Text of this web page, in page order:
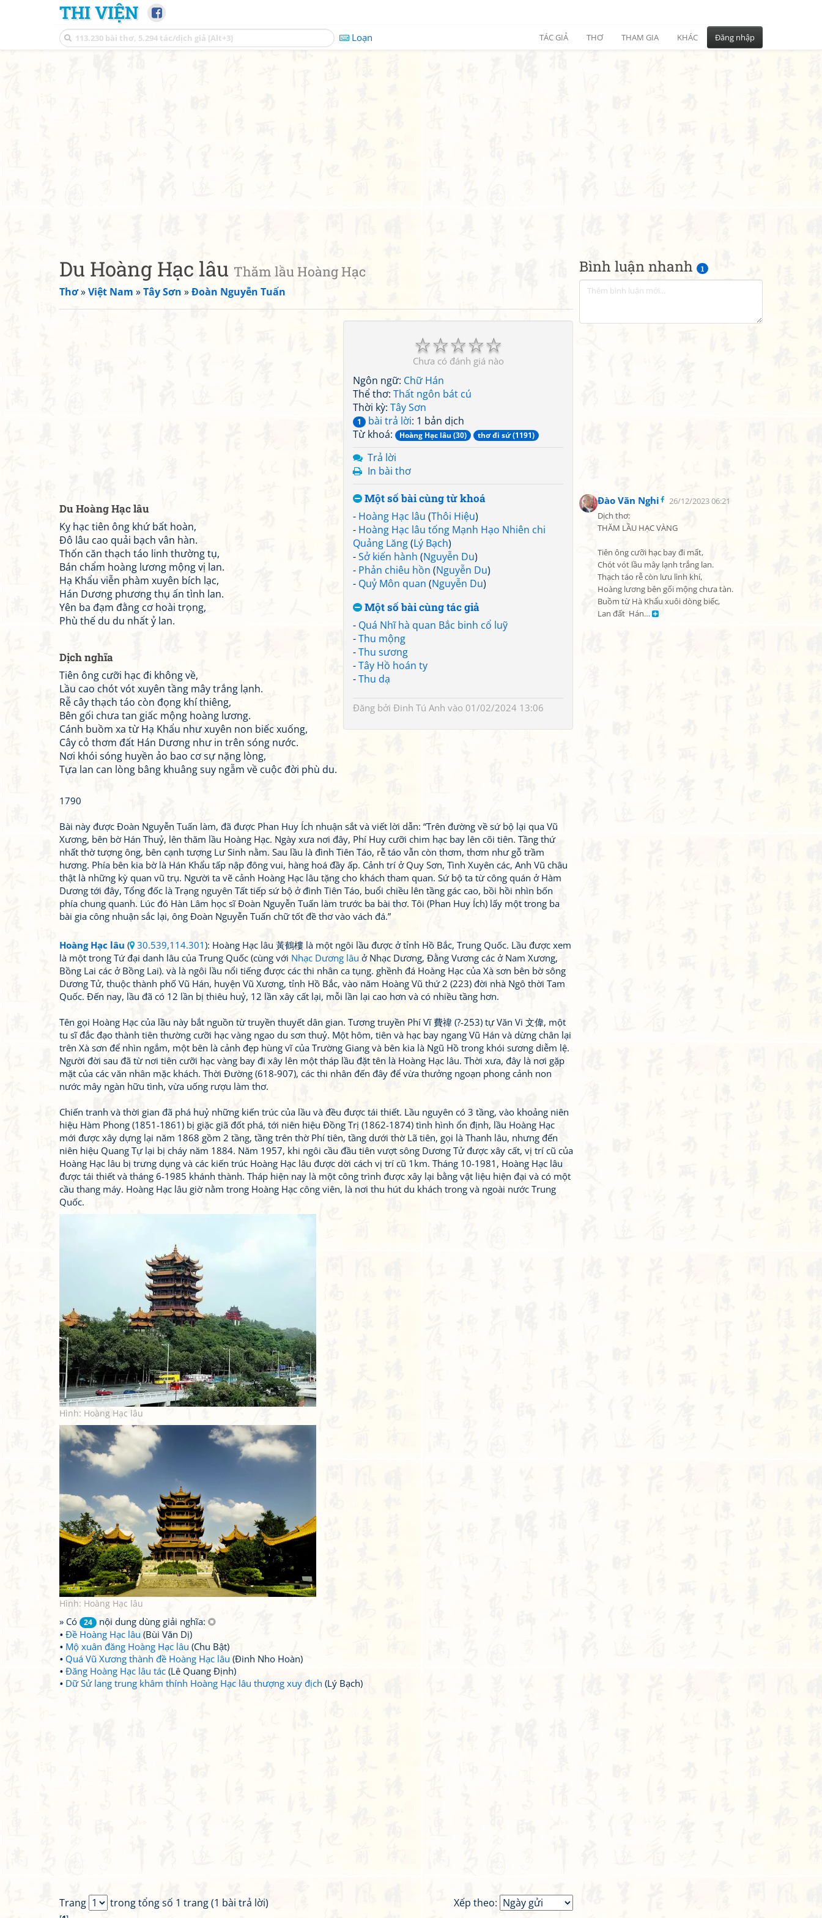
THI VIỆN
Loạn TÁC GIẢ THƠ THAM GIA KHÁC Đăng nhập
Bình luận nhanh 1
Đào Văn Nghi
26/12/2023 06:21
Dịch thơ:
THĂM LẦU HẠC VÀNG
Tiên ông cưỡi hạc bay đi mất,
Chót vót lầu mây lạnh trắng lan.
Thạch táo rễ còn lưu lình khí,
Hoàng lương bên gối mộng chưa tàn.
Buồm từ Hà Khẩu xuôi dòng biếc,
Lan đất  Hán…
Du Hoàng Hạc lâu Thăm lầu Hoàng Hạc
Thơ»Việt Nam »Tây Sơn »Đoàn Nguyễn Tuấn
☆
☆
☆
☆
☆
Chưa có đánh giá nào
Ngôn ngữ: Chữ Hán
Thể thơ: Thất ngôn bát cú
Thời kỳ: Tây Sơn
1 bài trả lời: 1 bản dịch
Từ khoá:
Hoàng Hạc lâu (30) thơ đi sứ (1191)
Trả lời
In bài thơ
Một số bài cùng từ khoá
- Hoàng Hạc lâu (Thôi Hiệu)
- Hoàng Hạc lâu tống Mạnh Hạo Nhiên chi
Quảng Lăng(Lý Bạch)
-Sở kiến hành (Nguyễn Du)
- Phản chiêu hồn (Nguyễn Du)
- Quỷ Môn quan (Nguyễn Du)
Một số bài cùng tác giả
- Quá Nhĩ hà quan Bắc binh cổ luỹ
-Thu mộng
-Thu sương
-Tây Hồ hoán ty
-Thu dạ
Đăng bởi Đinh Tú Anh vào 01/02/2024 13:06
Du Hoàng Hạc lâu
Kỵ hạc tiên ông khứ bất hoàn,
Đô lâu cao quải bạch vân hàn.
Thốn căn thạch táo linh thường tụ,
Bán chẩm hoàng lương mộng vị lan.
Hạ Khẩu viễn phàm xuyên bích lạc,
Hán Dương phương thụ ấn tình lan.
Yên ba đạm đằng cơ hoài trọng,
Phù thế du du nhất ỷ lan.
Dịch nghĩa
Tiên ông cưỡi hạc đi không về,
Lầu cao chót vót xuyên tầng mây trắng lạnh.
Rễ cây thạch táo còn đọng khí thiêng,
Bên gối chưa tan giấc mộng hoàng lương.
Cánh buồm xa từ Hạ Khẩu như xuyên non biếc xuống,
Cây cỏ thơm đất Hán Dương như in trên sóng nước.
Nơi khói sóng huyền ảo bao cơ sự nặng lòng,
Tựa lan can lòng bâng khuâng suy ngẫm về cuộc đời phù du.
1790
Bài này được Đoàn Nguyễn Tuấn làm, đã được Phan Huy Ích nhuận sắt và viết lời dẫn: “Trên đường về sứ bộ lại qua Vũ
Xương, bên bờ Hán Thuỷ, lên thăm lầu Hoàng Hạc. Ngày xưa nơi đây, Phí Huy cưỡi chim hạc bay lên cõi tiên. Tầng thứ
nhất thờ tượng ông, bên cạnh tượng Lư Sinh nằm. Sau lầu là đình Tiên Táo, rễ táo vẫn còn thơm, thơm như gỗ trầm
hương. Phía bên kia bờ là Hán Khẩu tấp nập đông vui, hàng hoá đầy ấp. Cảnh trí ở Quy Sơn, Tình Xuyên các, Anh Vũ châu
thật là những kỳ quan vũ trụ. Người ta vẽ cảnh Hoàng Hạc lâu tặng cho khách tham quan. Sứ bộ ta từ công quán ở Hàm
Dương tới đây, Tổng đốc là Trạng nguyên Tất tiếp sứ bộ ở đình Tiên Táo, buổi chiều lên tầng gác cao, bồi hồi nhìn bốn
phía chung quanh. Lúc đó Hàn Lâm học sĩ Đoàn Nguyễn Tuấn làm trước ba bài thơ. Tôi (Phan Huy Ích) lấy một trong ba
bài gia công nhuận sắc lại, ông Đoàn Nguyễn Tuấn chữ tốt đề thơ vào vách đá.”
Hoàng Hạc lâu ( 30.539,114.301): Hoàng Hạc lâu 黃鶴樓 là một ngôi lầu được ở tỉnh Hồ Bắc, Trung Quốc. Lầu được xem
là một trong Tứ đại danh lâu của Trung Quốc (cùng với Nhạc Dương lâu ở Nhạc Dương, Đằng Vương các ở Nam Xương,
Bồng Lai các ở Bồng Lai). và là ngôi lầu nổi tiếng được các thi nhân ca tụng. ghềnh đá Hoàng Hạc của Xà sơn bên bờ sông
Dương Tử, thuộc thành phố Vũ Hán, huyện Vũ Xương, tỉnh Hồ Bắc, vào năm Hoàng Vũ thứ 2 (223) đời nhà Ngô thời Tam
Quốc. Đến nay, lầu đã có 12 lần bị thiêu huỷ, 12 lần xây cất lại, mỗi lần lại cao hơn và có nhiều tầng hơn.
Tên gọi Hoàng Hạc của lầu này bắt nguồn từ truyền thuyết dân gian. Tương truyền Phí Vĩ 費禕 (?-253) tự Văn Vi 文偉, một
tu sĩ đắc đạo thành tiên thường cưỡi hạc vàng ngao du sơn thuỷ. Một hôm, tiên và hạc bay ngang Vũ Hán và dừng chân lại
trên Xà sơn để nhìn ngắm, một bên là cảnh đẹp hùng vĩ của Trường Giang và bên kia là Ngũ Hồ trong khói sương diễm lệ.
Người đời sau đã từ nơi tiên cưỡi hạc vàng bay đi xây lên một tháp lầu đặt tên là Hoàng Hạc lâu. Thời xưa, đây là nơi gặp
mặt của các văn nhân mặc khách. Thời Đường (618-907), các thi nhân đến đây để vừa thưởng ngoạn phong cảnh non
nước mây ngàn hữu tình, vừa uống rượu làm thơ.
Chiến tranh và thời gian đã phá huỷ những kiến trúc của lầu và đều được tái thiết. Lầu nguyên có 3 tầng, vào khoảng niên
hiệu Hàm Phong (1851-1861) bị giặc giã đốt phá, tới niên hiệu Đồng Trị (1862-1874) tình hình ổn định, lầu Hoàng Hạc
mới được xây dựng lại năm 1868 gồm 2 tầng, tầng trên thờ Phí tiên, tầng dưới thờ Lã tiên, gọi là Thanh lâu, nhưng đến
niên hiệu Quang Tự lại bị cháy năm 1884. Năm 1957, khi ngôi cầu đầu tiên vượt sông Dương Tử được xây cất, vị trí cũ của
Hoàng Hạc lâu bị trưng dụng và các kiến trúc Hoàng Hạc lâu được dời cách vị trí cũ 1km. Tháng 10-1981, Hoàng Hạc lâu
được tái thiết và tháng 6-1985 khánh thành. Tháp hiện nay là một công trình được xây lại bằng vật liệu hiện đại và có một
cầu thang máy. Hoàng Hạc lâu giờ nằm trong Hoàng Hạc công viên, là nơi thu hút du khách trong và ngoài nước Trung
Quốc.
Hình: Hoàng Hạc lâu
Hình: Hoàng Hạc lâu
» Có 24
nội dung dùng giải nghĩa:
Đề Hoàng Hạc lâu (Bùi Văn Dị)
Mộ xuân đăng Hoàng Hạc lâu (Chu Bật)
Quá Vũ Xương thành đề Hoàng Hạc lâu (Đinh Nho Hoàn)
Đăng Hoàng Hạc lâu tác (Lê Quang Định)
Dữ Sử lang trung khâm thính Hoàng Hạc lâu thượng xuy địch (Lý Bạch)
Xếp theo:
Trang trong tổng số 1 trang (1 bài trả lời)